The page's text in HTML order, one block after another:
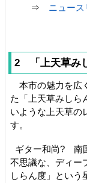
⇒ ニュー
2 「上天草み
本市の魅力を広
た「上天草みしら
いような上天草の
す。
ギター和尚? 南
不思議な、ディー
しらん度」という